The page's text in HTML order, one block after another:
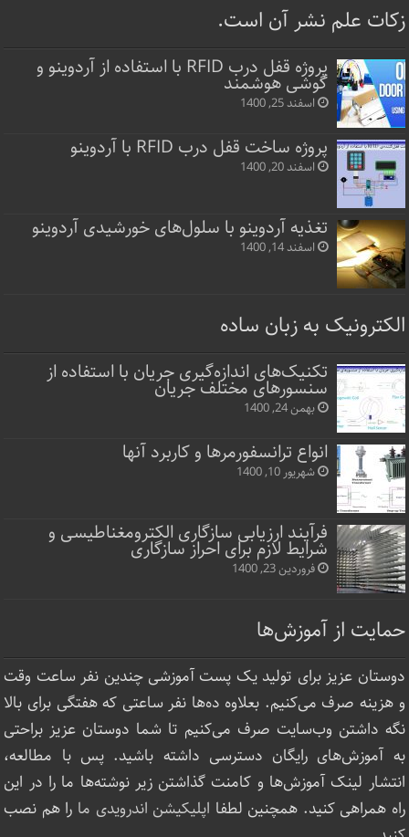
زکات علم نشر آن است.
پروژه قفل‌ درب RFID با استفاده از آردوینو و
گوشی هوشمند
اسفند 25, 1400
پروژه ساخت قفل‌ درب RFID با آردوینو
اسفند 20, 1400
تغذیه آردوینو با سلول‌های خورشیدی آردوینو
اسفند 14, 1400
الکترونیک به زبان ساده
تکنیک‌های اندازه‌گیری جریان با استفاده از
سنسورهای مختلف جریان
بهمن 24, 1400
انواع ترانسفورمرها و کاربرد آنها
شهریور 10, 1400
فرآیند ارزیابی سازگاری الکترومغناطیسی و
شرایط لازم برای احراز سازگاری
فروردین 23, 1400
حمایت از آموزش‌ها
دوستان عزیز برای تولید یک پست آموزشی چندین نفر ساعت‌ وقت
و هزینه صرف می‌کنیم. بعلاوه ده‌ها نفر ساعتی که هفتگی برای بالا
نگه داشتن وب‌سایت صرف ‌می‌کنیم تا شما دوستان عزیز براحتی
به آموزش‌های رایگان دسترسی داشته باشید. پس با مطالعه،
انتشار لینک‌ آموزش‌ها و کامنت گذاشتن زیر نوشته‌‌ها ما را در این
راه همراهی کنید. همچنین لطفا اپلیکیشن اندرویدی ما را هم نصب